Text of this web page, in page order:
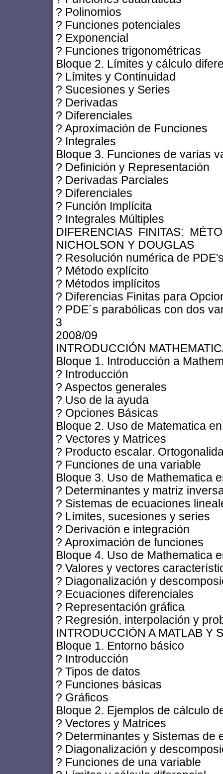
? Polinomios
? Funciones potenciales
? Exponencial
? Funciones trigonométricas
Bloque 2. Límites y cálculo
? Límites y Continuidad
? Sucesiones y Series
? Derivadas
? Diferenciales
? Aproximación de Funciones
? Integrales
Bloque 3. Funciones de varias
? Definición y Representación
? Derivadas Parciales
? Diferenciales
? Función Implícita
? Integrales Múltiples
DIFERENCIAS FINITAS:
NICHOLSON Y DOUGLAS
? Resolución numérica de
? Método explícito
? Métodos implícitos
? Diferencias Finitas para
? PDE´s parabólicas con dos
3
2008/09
INTRODUCCIÓN
Bloque 1. Introducción a
? Introducción
? Aspectos generales
? Uso de la ayuda
? Opciones Básicas
Bloque 2. Uso de Matematica
? Vectores y Matrices
? Producto escalar.
? Funciones de una variable
Bloque 3. Uso de Mathematica
? Determinantes y matriz
? Sistemas de ecuaciones
? Límites, sucesiones y series
? Derivación e integración
? Aproximación de funciones
Bloque 4. Uso de Mathematica
? Valores y vectores
? Diagonalización y
? Ecuaciones diferenciales
? Representación gráfica
? Regresión, interpolación y
INTRODUCCIÓN A MATLAB Y
Bloque 1. Entorno básico
? Introducción
? Tipos de datos
? Funciones básicas
? Gráficos
Bloque 2. Ejemplos de cálculo
? Vectores y Matrices
? Determinantes y Sistemas de
? Diagonalización y
? Funciones de una variable